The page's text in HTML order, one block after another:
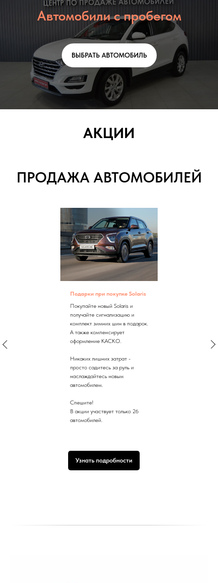
Автомобили с пробегом
ВЫБРАТЬ АВТОМОБИЛЬ
АКЦИИ
ПРОДАЖА АВТОМОБИЛЕЙ
Подарки при покупке Solaris
Покупайте новый Solaris и
получайте сигнализацию и
комплект зимних шин в подарок.
А также компенсирует
оформление КАСКО.
Никаких лишних затрат -
просто садитесь за руль и
наслаждайтесь новым
автомобилем.
Спешите!
В акции участвует только 26
автомобилей.
Узнать подробности